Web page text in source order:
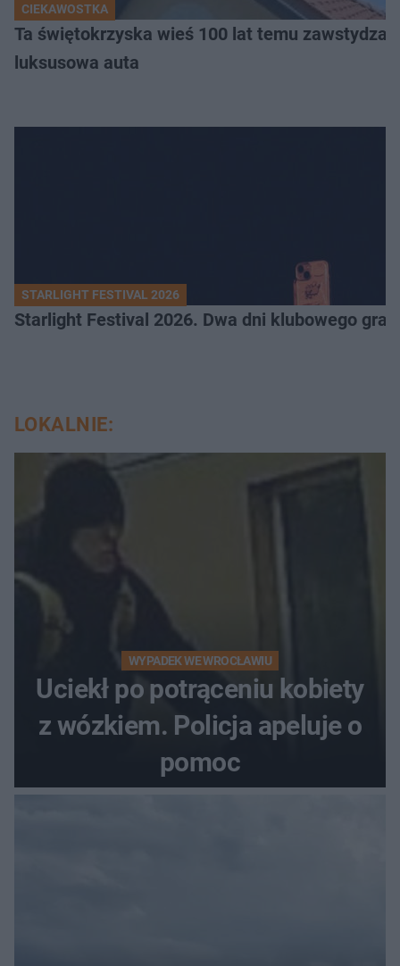
CIEKAWOSTKA
Ta świętokrzyska wieś 100 lat temu
luksusowa auta
STARLIGHT FESTIVAL 2026
Starlight Festival 2026. Dwa dni klubowego
LOKALNIE:
WYPADEK WE WROCŁAWIU
Uciekł po potrąceniu kobiety
z wózkiem. Policja apeluje o
pomoc